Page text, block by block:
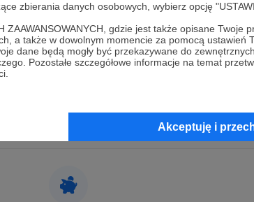
zbierania danych osobowych, wybierz opcję
gdzie jest także opisane Twoje
a także w dowolnym momencie za pomocą ustawień
dane będą mogły być przekazywane do
Pozostałe szczegółowe informacje na temat
Akceptuję i
handlarze, prowadzący działalność
i sprzedać je bez obaw przed
niedopuszczonymi do
ostre przedmioty). Bezpieczeństwo
otwarty i każdy jest mile widziany -
i przedłużamy życie naszej
jest okazją, by sprzedać niepotrzebne
inicjatywom zmieniamy świat na lepsze, a